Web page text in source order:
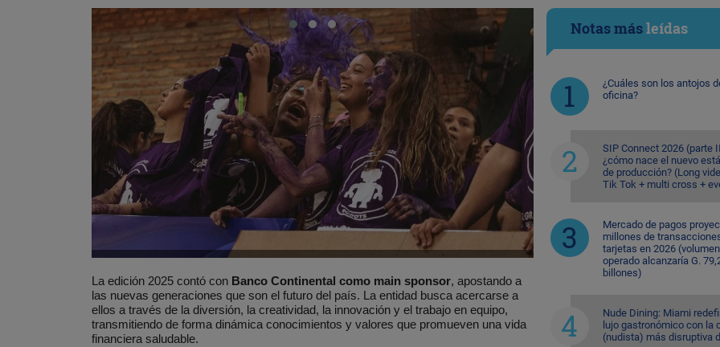
La edición 2025 contó con Banco Continental como main sponsor, apostando a
las nuevas generaciones que son el futuro del país. La entidad busca acercarse a
ellos a través de la diversión, la creatividad, la innovación y el trabajo en equipo,
transmitiendo de forma dinámica conocimientos y valores que promueven una vida
financiera saludable.
Notas másleídas
¿Cuáles son los antojos
oficina?
SIP Connect 2026 (parte
¿cómo nace el nuevo
de producción? (Long
Tik Tok + multi cross +
Mercado de pagos
millones de
tarjetas en 2026 (volumen
operado alcanzaría G.
billones)
Nude Dining: Miami
lujo gastronómico con la
(nudista) más disruptiva